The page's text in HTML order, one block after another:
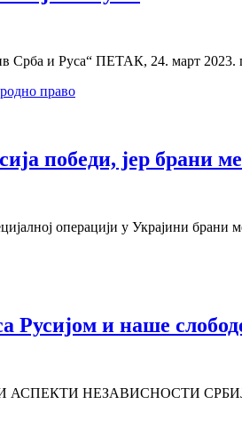
Срба и Руса“ ПЕТАК, 24. март
победи, јер брани
операцији у Украјини
Русијом и наше
АСПЕКТИ НЕЗАВИСНОСТИ